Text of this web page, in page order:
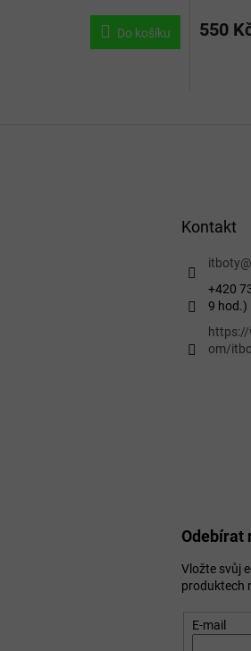
Do košíku 550
Kontakt
itboty@
+420
9 hod.)
om/
Odebírat
Vložte svůj
produktech
E-mail